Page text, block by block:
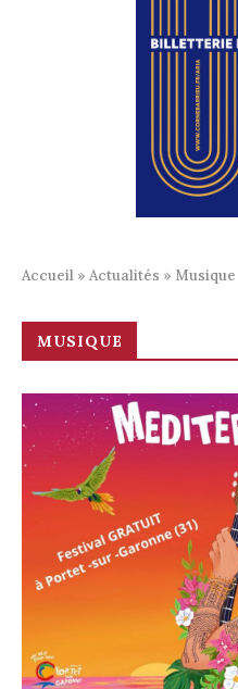
Accueil » Actualités » Musique
MUSIQUE